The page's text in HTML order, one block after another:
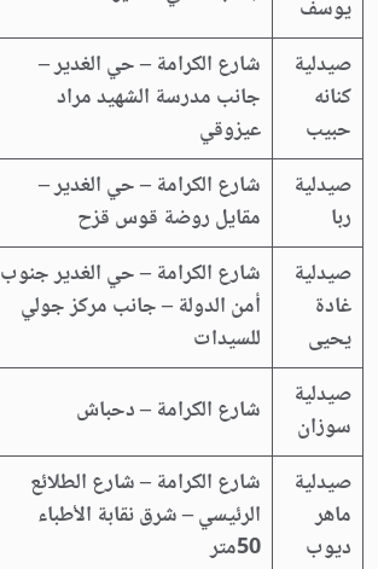
يوسف
صيدلية
كنانه
حبيب
شارع الكرامة – حي الغدير –
جانب مدرسة الشهيد مراد
عيزوقي
صيدلية
ربا
شارع الكرامة – حي الغدير –
مقايل روضة قوس قزح
صيدلية
غادة
يحيى
شارع الكرامة – حي الغدير جنوب
أمن الدولة – جانب مركز جولي
للسيدات
صيدلية
سوزان
شارع الكرامة – دحباش
صيدلية
ماهر
ديوب
شارع الكرامة – شارع الطلائع
الرئيسي – شرق نقابة الأطباء
50متر